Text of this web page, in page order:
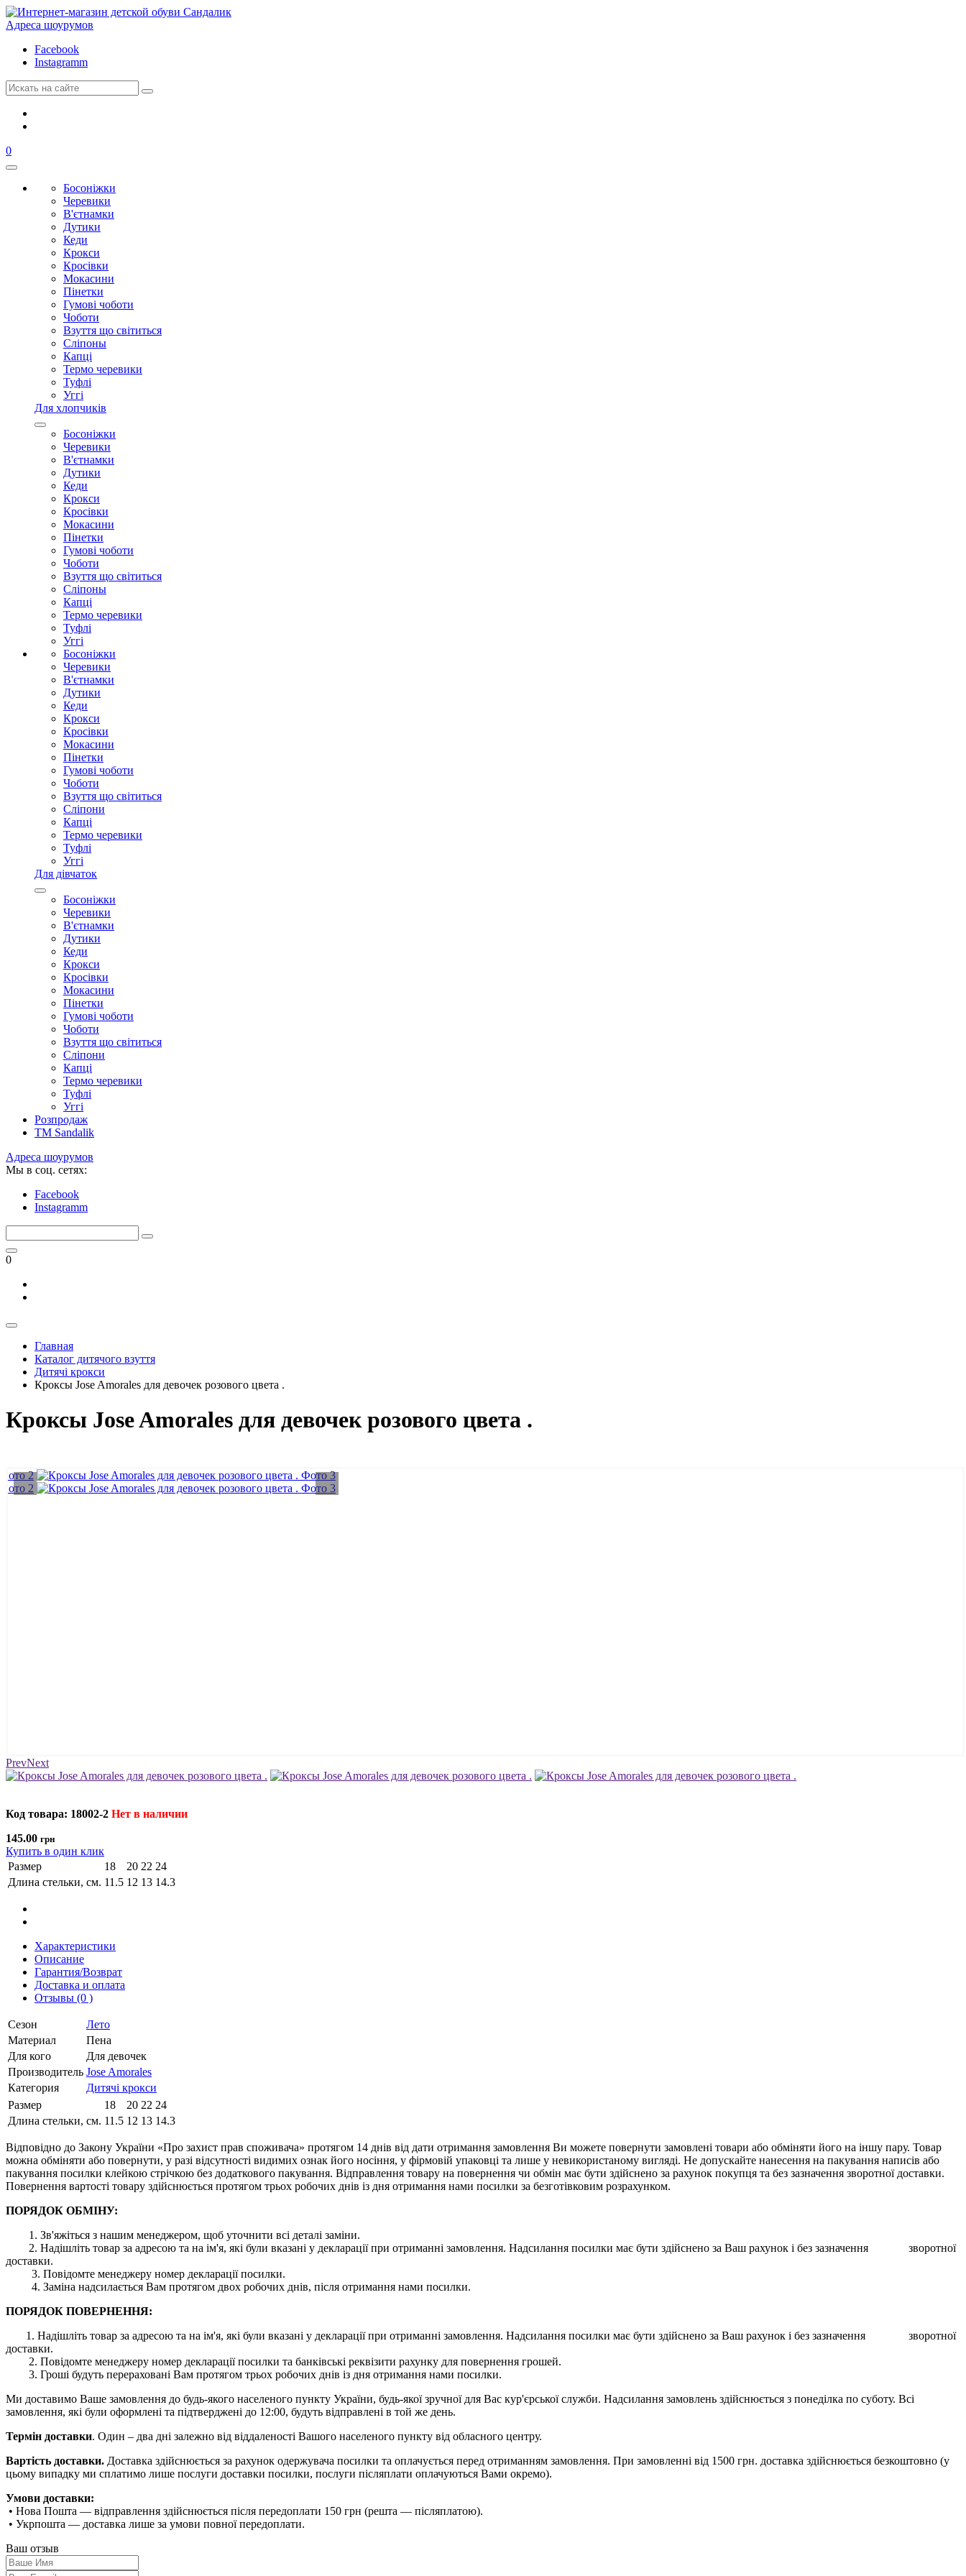
Адреса шоурумов
Facebook
Instagramm
0
Босоніжки
Черевики
В'єтнамки
Дутики
Кеди
Крокси
Кросівки
Мокасини
Пінетки
Гумові чоботи
Чоботи
Взуття що світиться
Сліпоны
Капці
Термо черевики
Туфлі
Уггі
Для хлопчиків
Босоніжки
Черевики
В'єтнамки
Дутики
Кеди
Крокси
Кросівки
Мокасини
Пінетки
Гумові чоботи
Чоботи
Взуття що світиться
Сліпоны
Капці
Термо черевики
Туфлі
Уггі
Босоніжки
Черевики
В'єтнамки
Дутики
Кеди
Крокси
Кросівки
Мокасини
Пінетки
Гумові чоботи
Чоботи
Взуття що світиться
Сліпони
Капці
Термо черевики
Туфлі
Уггі
Для дівчаток
Босоніжки
Черевики
В'єтнамки
Дутики
Кеди
Крокси
Кросівки
Мокасини
Пінетки
Гумові чоботи
Чоботи
Взуття що світиться
Сліпони
Капці
Термо черевики
Туфлі
Уггі
Розпродаж
TM Sandalik
Адреса шоурумов
Мы в соц. сетях:
Facebook
Instagramm
0
Главная
Каталог дитячого взуття
Дитячі крокси
Кроксы Jose Amorales для девочек розового цвета .
Кроксы Jose Amorales для девочек розового цвета .
PrevNext
Код товара: 18002-2 Нет в наличии
145.00 грн
Купить в один клик
Размер
18 20 22 24
Длина стельки, см. 11.5 12 13 14.3
Характеристики
Описание
Гарантия/Возврат
Доставка и оплата
Отзывы (0 )
Сезон
Лето
Материал
Пена
Для кого
Для девочек
Производитель Jose Amorales
Категория
Дитячі крокси
Размер
18 20 22 24
Длина стельки, см. 11.5 12 13 14.3
Відповідно до Закону України «Про захист прав споживача» протягом 14 днів від дати отримання замовлення Ви можете повернути замовлені товари або обміняти його на іншу пару. Товар
можна обміняти або повернути, у разі відсутності видимих ​​ознак його носіння, у фірмовій упаковці та лише у невикористаному вигляді. Не допускайте нанесення на пакування написів або
пакування посилки клейкою стрічкою без додаткового пакування. Відправлення товару на повернення чи обмін має бути здійснено за рахунок покупця та без зазначення зворотної доставки.
Повернення вартості товару здійснюється протягом трьох робочих днів із дня отримання нами посилки за безготівковим розрахунком.
ПОРЯДОК ОБМІНУ:
1. Зв'яжіться з нашим менеджером, щоб уточнити всі деталі заміни.
2. Надішліть товар за адресою та на ім'я, які були вказані у декларації при отриманні замовлення. Надсилання посилки має бути здійснено за Ваш рахунок і без зазначення зворотної
доставки.
3. Повідомте менеджеру номер декларації посилки.
4. Заміна надсилається Вам протягом двох робочих днів, після отримання нами посилки.
ПОРЯДОК ПОВЕРНЕННЯ:
1. Надішліть товар за адресою та на ім'я, які були вказані у декларації при отриманні замовлення. Надсилання посилки має бути здійснено за Ваш рахунок і без зазначення зворотної
доставки.
2. Повідомте менеджеру номер декларації посилки та банківські реквізити рахунку для повернення грошей.
3. Гроші будуть перераховані Вам протягом трьох робочих днів із дня отримання нами посилки.
Ми доставимо Ваше замовлення до будь-якого населеного пункту України, будь-якої зручної для Вас кур'єрської служби. Надсилання замовлень здійснюється з понеділка по суботу. Всі
замовлення, які були оформлені та підтверджені до 12:00, будуть відправлені в той же день.
Термін доставки. Один – два дні залежно від віддаленості Вашого населеного пункту від обласного центру.
Вартість доставки. Доставка здійснюється за рахунок одержувача посилки та оплачується перед отриманням замовлення. При замовленні від 1500 грн. доставка здійснюється безкоштовно (у
цьому випадку ми сплатимо лише послуги доставки посилки, послуги післяплати оплачуються Вами окремо).
Умови доставки:
• Нова Пошта — відправлення здійснюється після передоплати 150 грн (решта — післяплатою).
• Укрпошта — доставка лише за умови повної передоплати.
Ваш отзыв